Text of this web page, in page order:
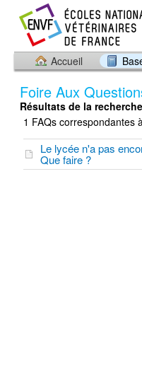
Accueil
Foire Aux
Résultats de la recherche
1 FAQs correspondantes
Le lycée n'a pas
Que faire ?